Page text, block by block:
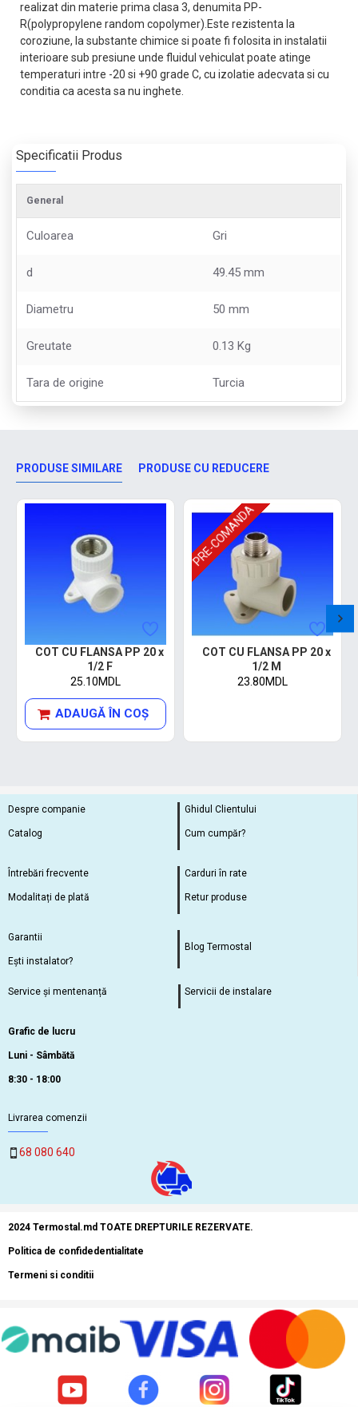
realizat din materie prima clasa 3, denumita PP-
R(polypropylene random copolymer).Este rezistenta la
coroziune, la substante chimice si poate fi folosita in instalatii
interioare sub presiune unde fluidul vehiculat poate atinge
temperaturi intre -20 si +90 grade C, cu izolatie adecvata si cu
conditia ca acesta sa nu inghete.
Specificatii Produs
General
Culoarea Gri
d 49.45 mm
Diametru 50 mm
Greutate 0.13 Kg
Tara de origine Turcia
PRODUSE SIMILARE PRODUSE CU REDUCERE
COT CU FLANSA PP 20 x
1/2 F
25.10MDL
ADAUGĂ ÎN COŞ
PRE-COMANDA
COT CU FLANSA PP 20 x
1/2 M
23.80MDL
Despre companie
Catalog
Ghidul Clientului
Cum cumpăr?
Întrebări frecvente
Modalitați de plată
Carduri în rate
Retur produse
Garantii
Ești instalator?
Blog Termostal
Service și mentenanță Servicii de instalare
Grafic de lucru
Luni - Sâmbătă
8:30 - 18:00
Livrarea comenzii
68 080 640
2024 Termostal.md TOATE DREPTURILE REZERVATE.
Politica de confidedentialitate
Termeni si conditii